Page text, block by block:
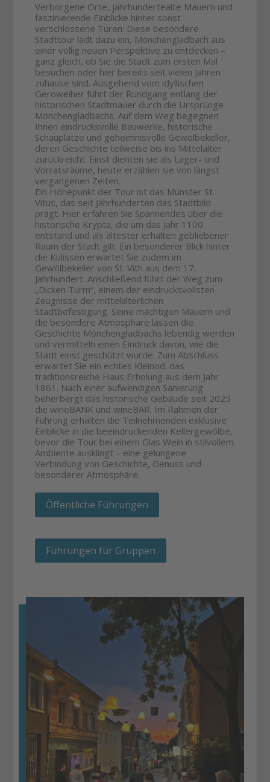
Verborgene Orte, jahrhundertealte Mauern und
faszinierende Einblicke hinter sonst
verschlossene Türen: Diese besondere
Stadttour lädt dazu ein, Mönchengladbach aus
einer völlig neuen Perspektive zu entdecken –
ganz gleich, ob Sie die Stadt zum ersten Mal
besuchen oder hier bereits seit vielen Jahren
zuhause sind. Ausgehend vom idyllischen
Geroweiher führt der Rundgang entlang der
historischen Stadtmauer durch die Ursprünge
Mönchengladbachs. Auf dem Weg begegnen
Ihnen eindrucksvolle Bauwerke, historische
Schauplätze und geheimnisvolle Gewölbekeller,
deren Geschichte teilweise bis ins Mittelalter
zurückreicht. Einst dienten sie als Lager- und
Vorratsräume, heute erzählen sie von längst
vergangenen Zeiten.
Ein Höhepunkt der Tour ist das Münster St.
Vitus, das seit Jahrhunderten das Stadtbild
prägt. Hier erfahren Sie Spannendes über die
historische Krypta, die um das Jahr 1100
entstand und als ältester erhalten gebliebener
Raum der Stadt gilt. Ein besonderer Blick hinter
die Kulissen erwartet Sie zudem im
Gewölbekeller von St. Vith aus dem 17.
Jahrhundert. Anschließend führt der Weg zum
„Dicken Turm“, einem der eindrucksvollsten
Zeugnisse der mittelalterlichen
Stadtbefestigung. Seine mächtigen Mauern und
die besondere Atmosphäre lassen die
Geschichte Mönchengladbachs lebendig werden
und vermitteln einen Eindruck davon, wie die
Stadt einst geschützt wurde. Zum Abschluss
erwartet Sie ein echtes Kleinod: das
traditionsreiche Haus Erholung aus dem Jahr
1861. Nach einer aufwendigen Sanierung
beherbergt das historische Gebäude seit 2025
die wineBANK und wineBAR. Im Rahmen der
Führung erhalten die Teilnehmenden exklusive
Einblicke in die beeindruckenden Kellergewölbe,
bevor die Tour bei einem Glas Wein in stilvollem
Ambiente ausklingt – eine gelungene
Verbindung von Geschichte, Genuss und
besonderer Atmosphäre.
Öffentliche Führungen
Führungen für Gruppen